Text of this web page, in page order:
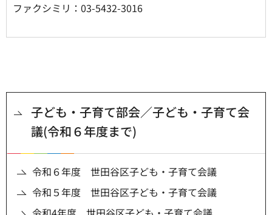
ファクシミリ：03-5432-3016
子ども・子育て部会／子ども・子育て会
議(令和６年度まで)
令和６年度 世田谷区子ども・子育て会議
令和５年度 世田谷区子ども・子育て会議